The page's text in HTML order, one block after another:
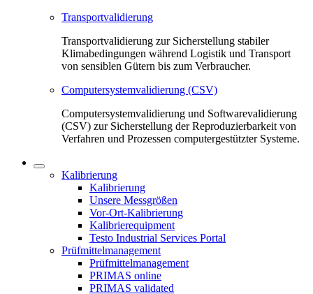
Transportvalidierung
Transportvalidierung zur Sicherstellung stabiler
Klimabedingungen während Logistik und Transport
von sensiblen Gütern bis zum Verbraucher.
Computersystemvalidierung (CSV)
Computersystemvalidierung und Softwarevalidierung
(CSV) zur Sicherstellung der Reproduzierbarkeit von
Verfahren und Prozessen computergestützter Systeme.
Kalibrierung
Kalibrierung
Unsere Messgrößen
Vor-Ort-Kalibrierung
Kalibrierequipment
Testo Industrial Services Portal
Prüfmittelmanagement
Prüfmittelmanagement
PRIMAS online
PRIMAS validated